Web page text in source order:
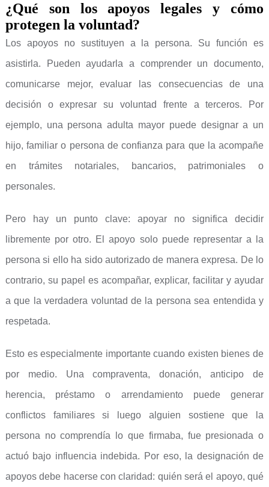
¿Qué son los apoyos legales y cómo
protegen la voluntad?
Los apoyos no sustituyen a la persona. Su función es
asistirla. Pueden ayudarla a comprender un documento,
comunicarse mejor, evaluar las consecuencias de una
decisión o expresar su voluntad frente a terceros. Por
ejemplo, una persona adulta mayor puede designar a un
hijo, familiar o persona de confianza para que la acompañe
en trámites notariales, bancarios, patrimoniales o
personales.
Pero hay un punto clave: apoyar no significa decidir
libremente por otro. El apoyo solo puede representar a la
persona si ello ha sido autorizado de manera expresa. De lo
contrario, su papel es acompañar, explicar, facilitar y ayudar
a que la verdadera voluntad de la persona sea entendida y
respetada.
Esto es especialmente importante cuando existen bienes de
por medio. Una compraventa, donación, anticipo de
herencia, préstamo o arrendamiento puede generar
conflictos familiares si luego alguien sostiene que la
persona no comprendía lo que firmaba, fue presionada o
actuó bajo influencia indebida. Por eso, la designación de
apoyos debe hacerse con claridad: quién será el apoyo, qué